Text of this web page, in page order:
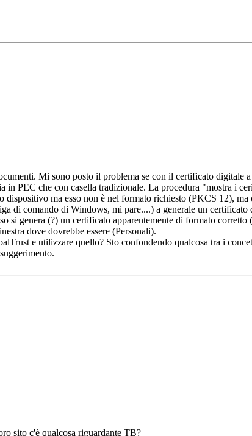
Mi sono posto il problema se con il certificato digitale
in PEC che con casella tradizionale. La procedura "mostra i
ma esso non è nel formato richiesto (PKCS 12),
di comando di Windows, mi pare....) a generale un
si genera (?) un certificato apparentemente di formato
dove dovrebbe essere (Personali).
e utilizzare quello? Sto confondendo qualcosa tra i
sito c'è qualcosa riguardante TB?